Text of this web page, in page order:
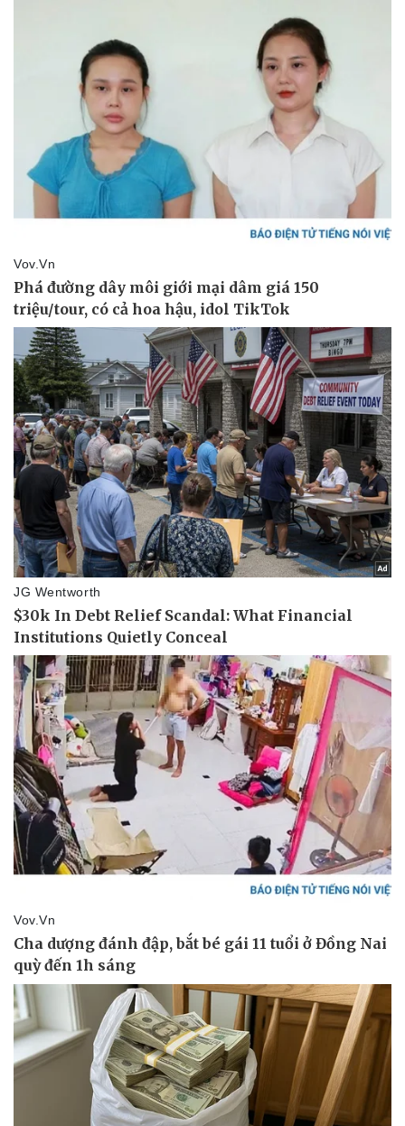
Pháp luật
Vụ án
Tin nóng
Tư vấn luật
Quân sự - Quốc phòng
Vũ khí
Việt Nam
Phân tích